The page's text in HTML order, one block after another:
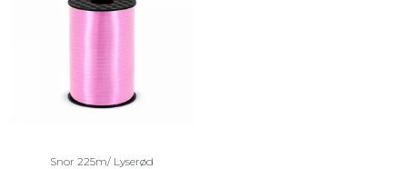
Snor 225m/ Lyserød